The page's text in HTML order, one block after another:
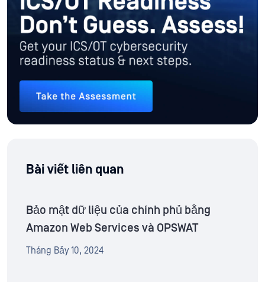
Bài viết liên quan
Bảo mật dữ liệu của chính phủ bằng
Amazon Web Services và OPSWAT
Tháng Bảy 10, 2024